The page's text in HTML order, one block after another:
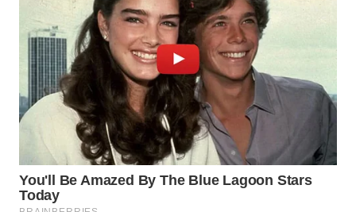
WN
MALUT
WN
DAIRI
WN
DANAU
TOBA